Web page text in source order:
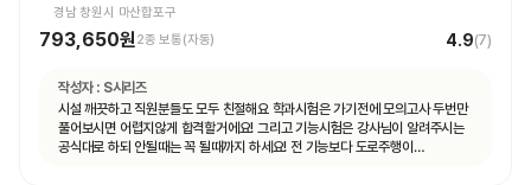
경남 창원시 마산합포구
793,650원2종 보통(자동) 4.9(7)
작성자 : S시리즈
시설 깨끗하고 직원분들도 모두 친절해요 학과시험은 가기전에 모의고사 두번만
풀어보시면 어렵지않게 합격할거에요! 그리고 기능시험은 강사님이 알려주시는
공식대로 하되 안될때는 꼭 될때까지 하세요! 전 기능보다 도로주행이